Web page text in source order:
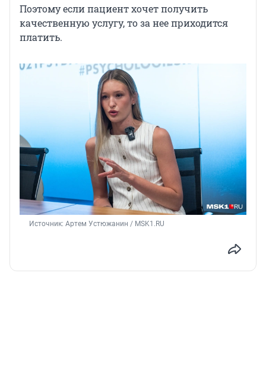
Поэтому если пациент хочет получить
качественную услугу, то за нее приходится
платить.
Источник: Артем Устюжанин / MSK1.RU